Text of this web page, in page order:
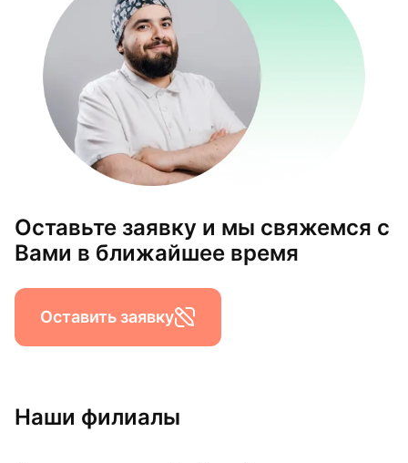
Оставьте заявку и мы свяжемся с
Вами в ближайшее время
Оставить заявку
Наши филиалы